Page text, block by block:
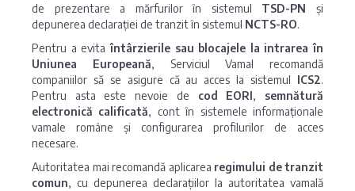
de prezentare a mărfurilor în sistemul TSD-PN și
depunerea declarației de tranzit în sistemul NCTS-RO.
Pentru a evitaîntârzierile sau blocajele la intrarea în
Uniunea Europeană, Serviciul Vamal recomandă
companiilor să se asigure că au acces la sistemul ICS2.
Pentru asta este nevoie de cod EORI, semnătură
electronică calificată, cont în sistemele informaționale
vamale române și configurarea profilurilor de acces
necesare.
Autoritatea mai recomandă aplicarea regimului de tranzit
comun, cu depunerea declarațiilor la autoritatea vamală